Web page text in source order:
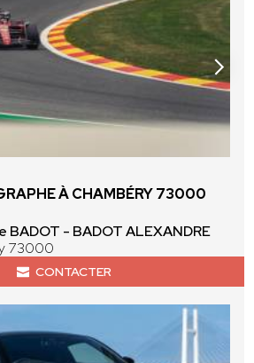
À CHAMBÉRY 73000
BADOT - BADOT ALEXANDRE
73000
CONTACTER